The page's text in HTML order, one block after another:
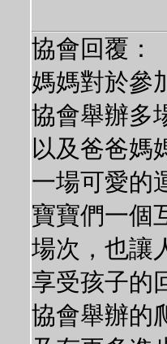
協會回覆：
媽媽對於參
協會舉辦多
以及爸爸媽
一場可愛的
寶寶們一個
場次，也讓
享受孩子的
協會舉辦的